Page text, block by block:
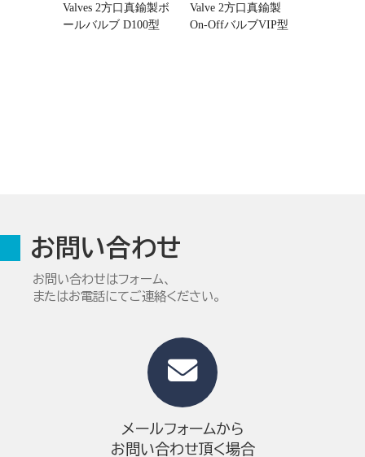
Valves 2方口真鍮製ボ
ールバルブ D100型
Valve 2方口真鍮製
On-OffバルブVIP型
お問い合わせ
お問い合わせはフォーム、
またはお電話にてご連絡ください。
メールフォームから
お問い合わせ頂く場合